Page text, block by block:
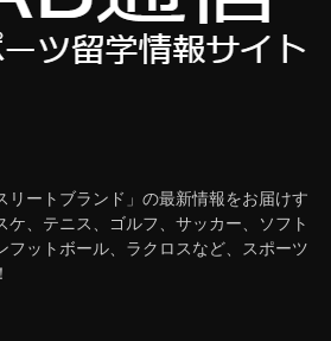
リートブランド」の最新情報をお届けす
ケ、テニス、ゴルフ、サッカー、ソフト
フットボール、ラクロスなど、スポーツ